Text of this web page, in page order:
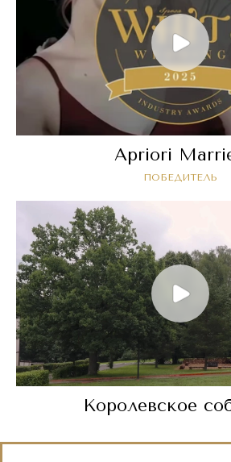
Apriori
ПОБЕДИТЕЛЬ
Королевское